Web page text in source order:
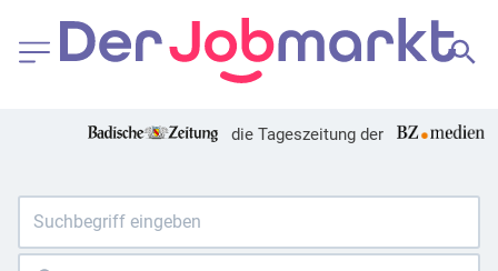
die Tageszeitung der